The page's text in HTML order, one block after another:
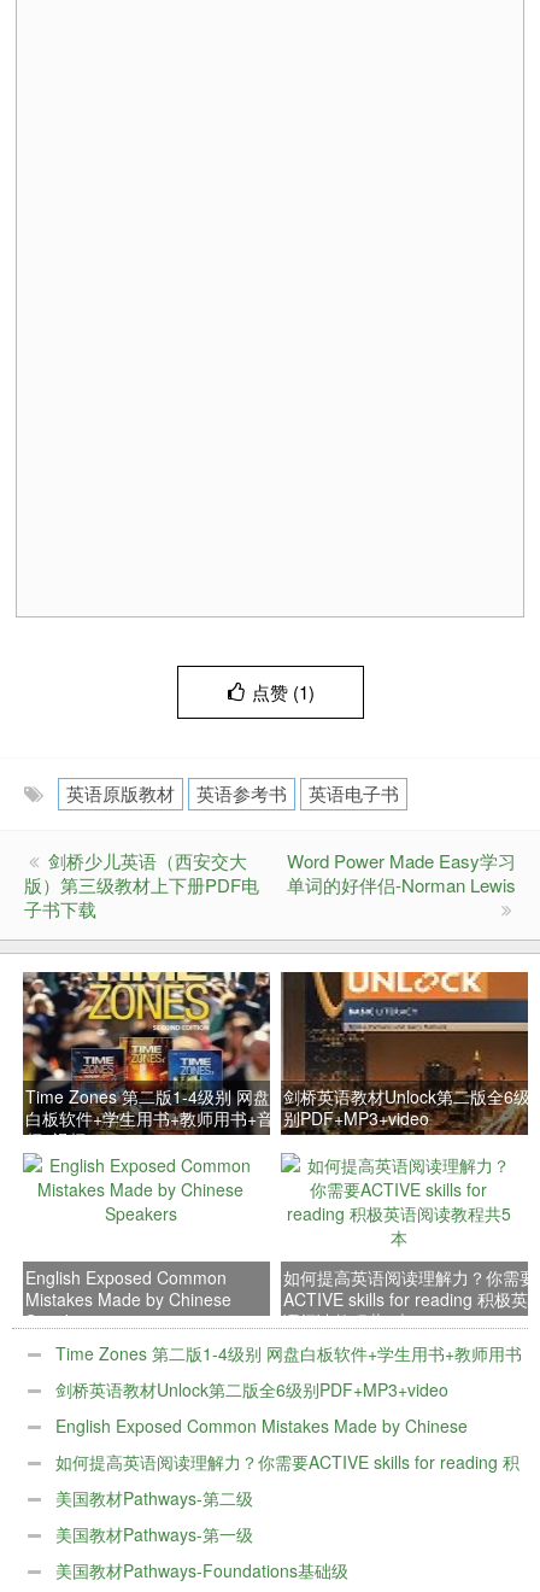
点赞 (1)
英语原版教材 英语参考书 英语电子书
剑桥少儿英语（西安交大
版）第三级教材上下册PDF电
子书下载
Word Power Made Easy学习
单词的好伴侣-Norman Lewis
Time Zones 第二版1-4级别 网盘
白板软件+学生用书+教师用书+音
频+视频
剑桥英语教材Unlock第二版全6级
别PDF+MP3+video
English Exposed Common
Mistakes Made by Chinese
Speakers
如何提高英语阅读理解力？你需要
ACTIVE skills for reading 积极英
语阅读教程共5本
Time Zones 第二版1-4级别 网盘白板软件+学生用书+教师用书
+音频+视频
剑桥英语教材Unlock第二版全6级别PDF+MP3+video
English Exposed Common Mistakes Made by Chinese
Speakers
如何提高英语阅读理解力？你需要ACTIVE skills for reading 积
极英语阅读教程共5本
美国教材Pathways-第二级
美国教材Pathways-第一级
美国教材Pathways-Foundations基础级